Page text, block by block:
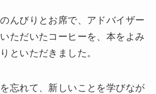
んびりとお席で、アドバイザー
ただいたコーヒーを、本をよみ
といただきました。
忘れて、新しいことを学びなが